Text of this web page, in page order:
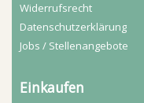
Widerrufs­recht
Daten­schutz­erklärung
Jobs / Stellenangebote
Einkaufen